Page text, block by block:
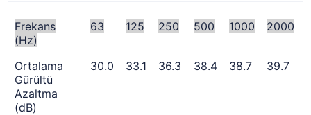
Frekans
(Hz)
63 125 250 500 1000 2000
Ortalama
Gürültü
Azaltma
(dB)
30.0 33.1 36.3 38.4 38.7 39.7